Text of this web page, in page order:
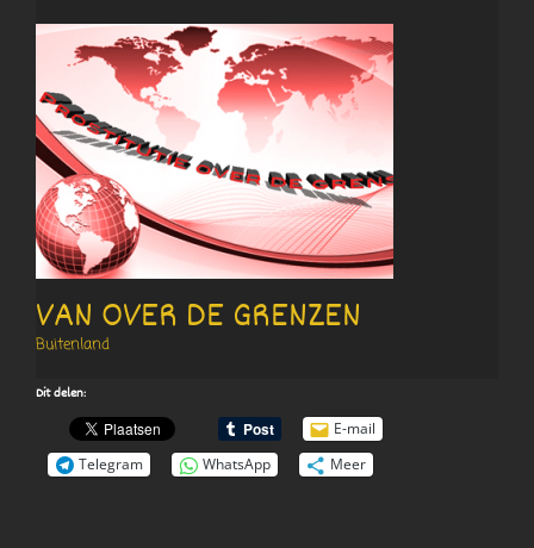
VAN OVER DE GRENZEN
Buitenland
Dit delen:
E-mail
Telegram
WhatsApp Meer